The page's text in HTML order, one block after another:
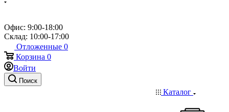
Офис: 9:00-18:00
Склад: 10:00-17:00
Отложенные 0
Корзина 0
Войти
Поиск
Каталог